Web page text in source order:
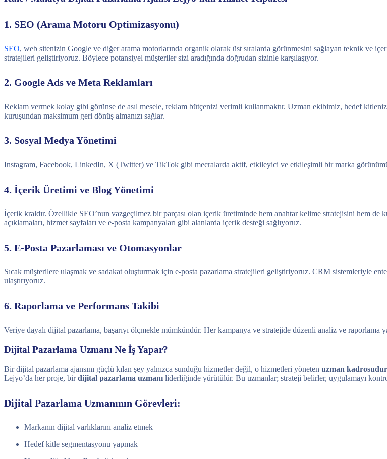
1. SEO (Arama Motoru Optimizasyonu)
SEO, web sitenizin Google ve diğer arama motorlarında organik olarak üst sıralarda görünmesini sağlayan teknik ve
stratejileri geliştiriyoruz. Böylece potansiyel müşteriler sizi aradığında doğrudan sizinle karşılaşıyor.
2. Google Ads ve Meta Reklamları
Reklam vermek kolay gibi görünse de asıl mesele, reklam bütçenizi verimli kullanmaktır. Uzman ekibimiz, hedef
kuruşundan maksimum geri dönüş almanızı sağlar.
3. Sosyal Medya Yönetimi
Instagram, Facebook, LinkedIn, X (Twitter) ve TikTok gibi mecralarda aktif, etkileyici ve etkileşimli bir marka
4. İçerik Üretimi ve Blog Yönetimi
İçerik kraldır. Özellikle SEO’nun vazgeçilmez bir parçası olan içerik üretiminde hem anahtar kelime stratejisini hem
açıklamaları, hizmet sayfaları ve e-posta kampanyaları gibi alanlarda içerik desteği sağlıyoruz.
5. E-Posta Pazarlaması ve Otomasyonlar
Sıcak müşterilere ulaşmak ve sadakat oluşturmak için e-posta pazarlama stratejileri geliştiriyoruz. CRM sistemleriyle
ulaştırıyoruz.
6. Raporlama ve Performans Takibi
Veriye dayalı dijital pazarlama, başarıyı ölçmekle mümkündür. Her kampanya ve stratejide düzenli analiz ve raporlama
Dijital Pazarlama Uzmanı Ne İş Yapar?
Bir dijital pazarlama ajansını güçlü kılan şey yalnızca sunduğu hizmetler değil, o hizmetleri yöneten uzman
Lejyo’da her proje, birdijital pazarlama uzmanı liderliğinde yürütülür. Bu uzmanlar; strateji belirler, uygulamayı
Dijital Pazarlama Uzmanının Görevleri:
Markanın dijital varlıklarını analiz etmek
Hedef kitle segmentasyonu yapmak